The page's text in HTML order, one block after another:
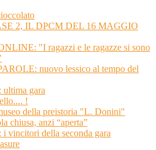
2, IL DPCM DEL 16 MAGGIO
"I ragazzi e le ragazze si sono
nuovo lessico al tempo del
ultima gara
!
della preistoria "L. Donini"
chiusa, anzi “aperta”
i vincitori della seconda gara